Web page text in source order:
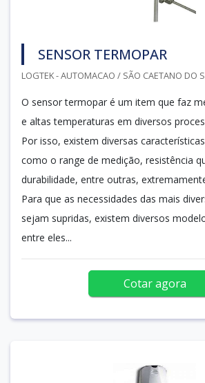
SENSOR TERMOPAR
LOGTEK - AUTOMACAO / SÃO CAETANO DO
O sensor termopar é um item que faz
e altas temperaturas em diversos
Por isso, existem diversas
como o range de medição, resistência
durabilidade, entre outras,
Para que as necessidades das mais
sejam supridas, existem diversos
entre eles...
Cotar agora